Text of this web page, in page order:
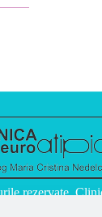
rezervate.